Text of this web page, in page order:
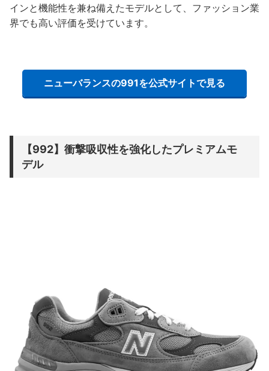
インと機能性を兼ね備えたモデルとして、ファッション業
界でも高い評価を受けています。
ニューバランスの991を公式サイトで見る
【992】衝撃吸収性を強化したプレミアムモ
デル